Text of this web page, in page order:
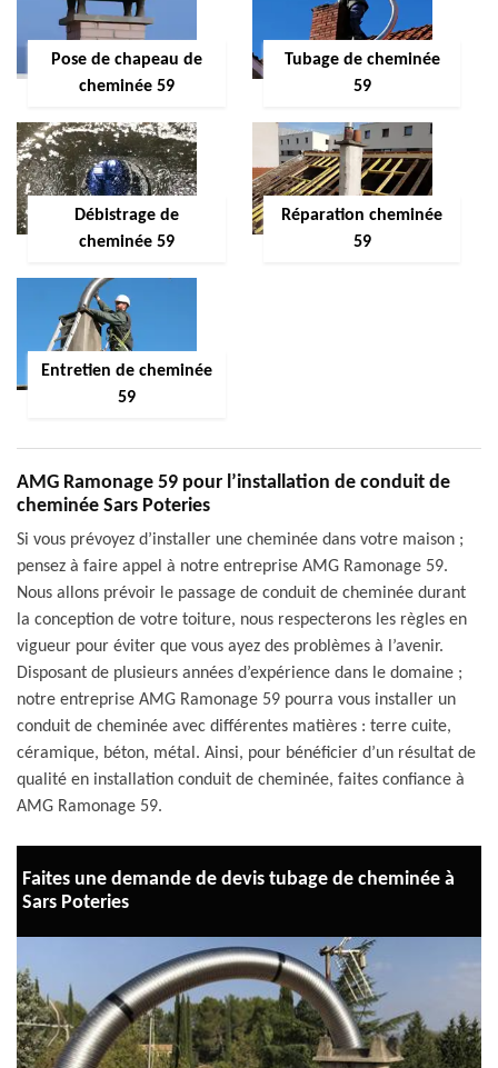
Pose de chapeau de
cheminée 59
Tubage de cheminée
59
Débistrage de
cheminée 59
Réparation cheminée
59
Entretien de cheminée
59
AMG Ramonage 59 pour l’installation de conduit de
cheminée Sars Poteries
Si vous prévoyez d’installer une cheminée dans votre maison ;
pensez à faire appel à notre entreprise AMG Ramonage 59.
Nous allons prévoir le passage de conduit de cheminée durant
la conception de votre toiture, nous respecterons les règles en
vigueur pour éviter que vous ayez des problèmes à l’avenir.
Disposant de plusieurs années d’expérience dans le domaine ;
notre entreprise AMG Ramonage 59 pourra vous installer un
conduit de cheminée avec différentes matières : terre cuite,
céramique, béton, métal. Ainsi, pour bénéficier d’un résultat de
qualité en installation conduit de cheminée, faites confiance à
AMG Ramonage 59.
Faites une demande de devis tubage de cheminée à
Sars Poteries